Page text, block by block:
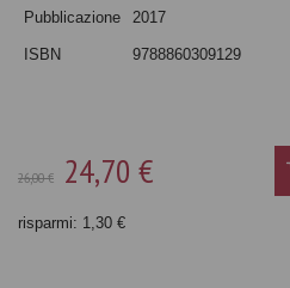
Pubblicazione 2017
ISBN 9788860309129
26,00 € 24,70 €
risparmi: 1,30 €